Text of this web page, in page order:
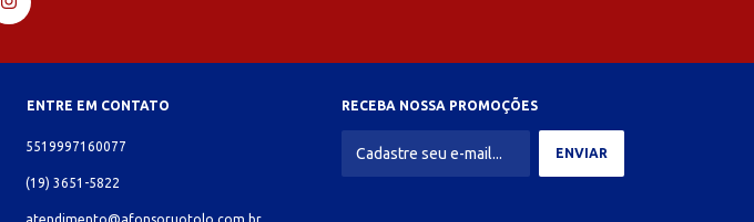
ENTRE EM CONTATO
5519997160077
(19) 3651-5822
atendimento@afonsoruotolo.com.br
RECEBA NOSSA PROMOÇÕES